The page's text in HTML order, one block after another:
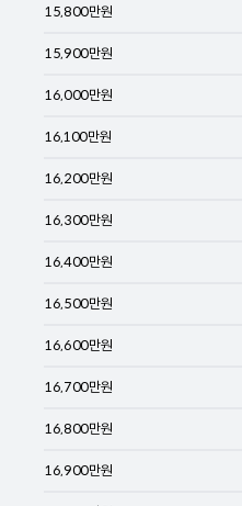
15,800만원
15,900만원
16,000만원
16,100만원
16,200만원
16,300만원
16,400만원
16,500만원
16,600만원
16,700만원
16,800만원
16,900만원